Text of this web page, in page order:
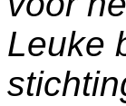
Leuke